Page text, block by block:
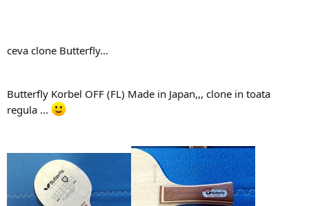
ceva clone Butterfly...
Butterfly Korbel OFF (FL) Made in Japan,,, clone in toata
regula ...